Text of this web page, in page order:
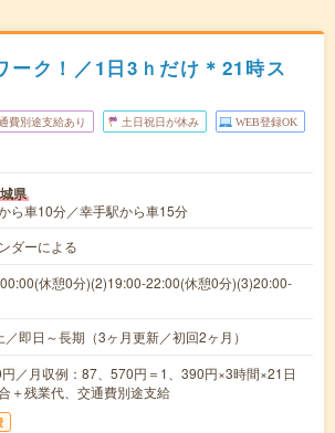
ーク！／1日3ｈだけ＊21時ス
費別途支給あり 土日祝日が休み WEB登録OK
県
ら車10分／幸手駅から車15分
ダーによる
休憩0分)(2)19:00-22:00(休憩0分)(3)20:00-
即日～長期（3ヶ月更新／初回2ヶ月）
／月収例：87、570円＝1、390円×3時間×21日
＋残業代、交通費別途支給